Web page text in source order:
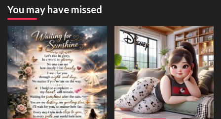
You may have missed